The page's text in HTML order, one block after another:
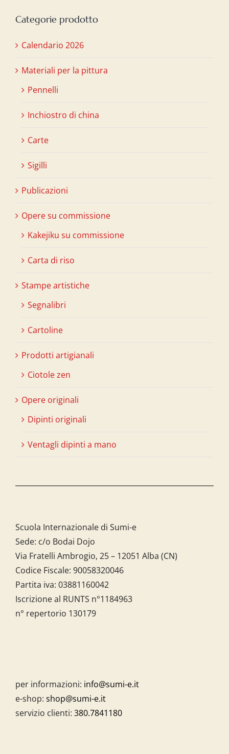
Categorie prodotto
Calendario 2026
Materiali per la pittura
Pennelli
Inchiostro di china
Carte
Sigilli
Publicazioni
Opere su commissione
Kakejiku su commissione
Carta di riso
Stampe artistiche
Segnalibri
Cartoline
Prodotti artigianali
Ciotole zen
Opere originali
Dipinti originali
Ventagli dipinti a mano
Scuola Internazionale di Sumi-e
Sede: c/o Bodai Dojo
Via Fratelli Ambrogio, 25 – 12051 Alba (CN)
Codice Fiscale: 90058320046
Partita iva: 03881160042
Iscrizione al RUNTS n°1184963
n° repertorio 130179
per informazioni: info@sumi-e.it
e-shop: shop@sumi-e.it
servizio clienti: 380.7841180